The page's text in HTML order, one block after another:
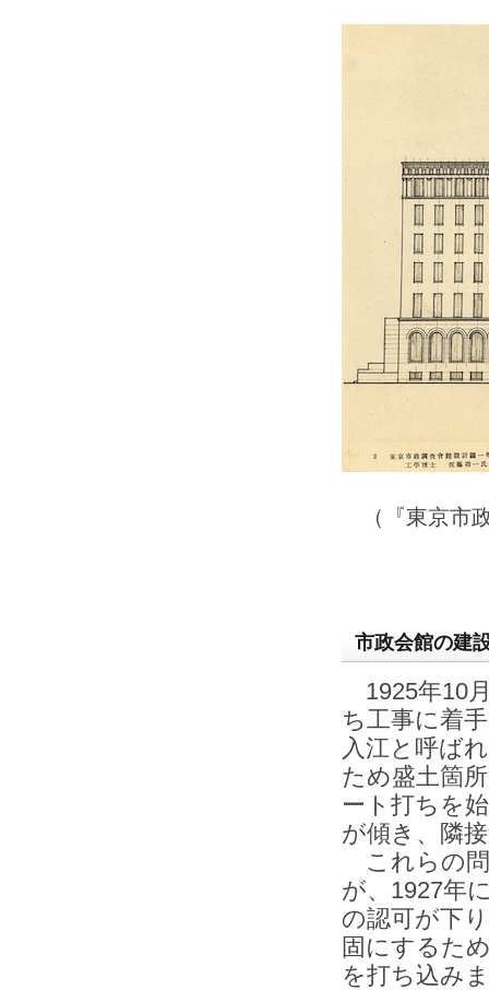
（『東京市
市政会館の建
1925年10
ち工事に着
入江と呼ば
ため盛土箇
ート打ちを
が傾き、隣
これらの問
が、1927年
の認可が下
固にするた
を打ち込み